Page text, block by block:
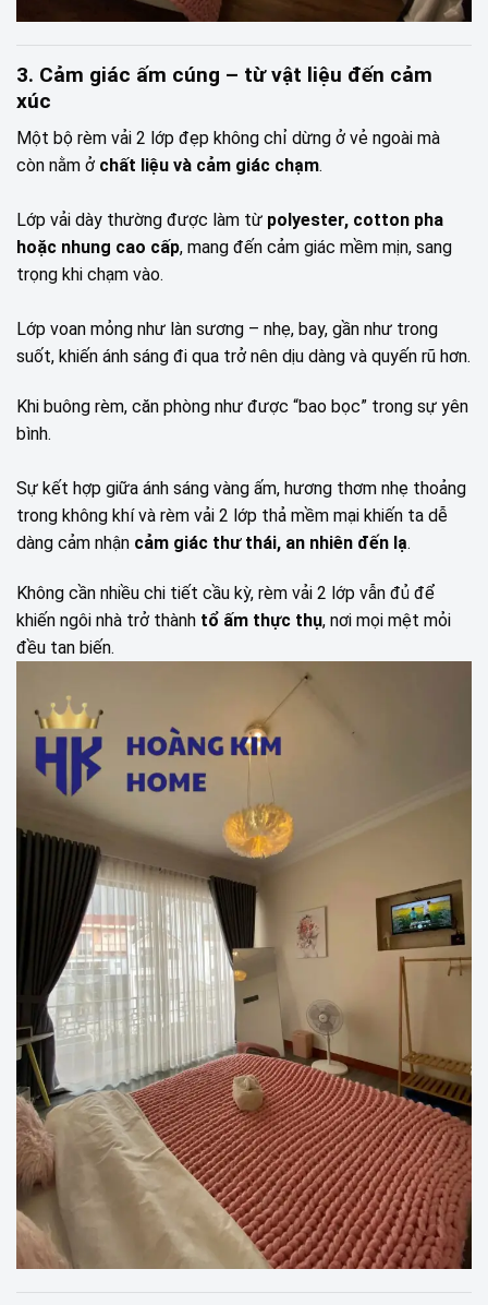
3. Cảm giác ấm cúng – từ vật liệu đến cảm
xúc
Một bộ rèm vải 2 lớp đẹp không chỉ dừng ở vẻ ngoài mà
còn nằm ở chất liệu và cảm giác chạm.
Lớp vải dày thường được làm từ polyester, cotton pha
hoặc nhung cao cấp, mang đến cảm giác mềm mịn, sang
trọng khi chạm vào.
Lớp voan mỏng như làn sương – nhẹ, bay, gần như trong
suốt, khiến ánh sáng đi qua trở nên dịu dàng và quyến rũ hơn.
Khi buông rèm, căn phòng như được “bao bọc” trong sự yên
bình.
Sự kết hợp giữa ánh sáng vàng ấm, hương thơm nhẹ thoảng
trong không khí và rèm vải 2 lớp thả mềm mại khiến ta dễ
dàng cảm nhận cảm giác thư thái, an nhiên đến lạ.
Không cần nhiều chi tiết cầu kỳ, rèm vải 2 lớp vẫn đủ để
khiến ngôi nhà trở thành tổ ấm thực thụ, nơi mọi mệt mỏi
đều tan biến.